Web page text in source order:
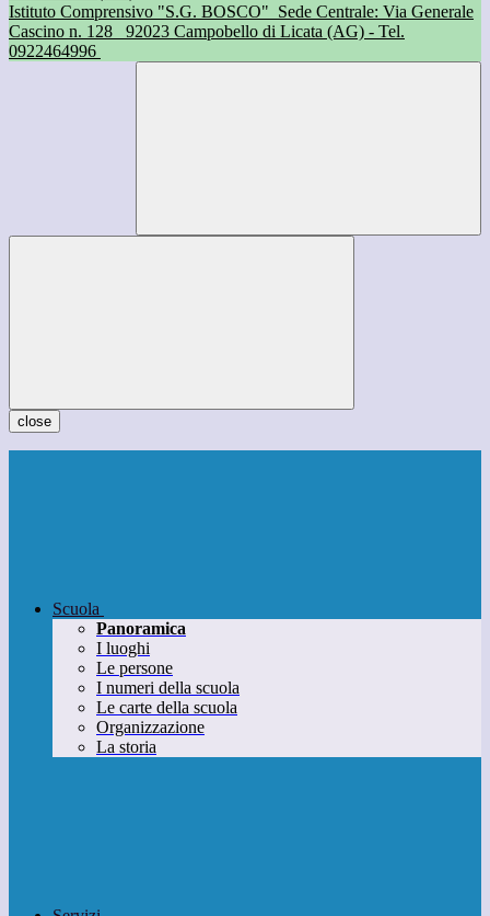
Istituto Comprensivo "S.G. BOSCO" Sede Centrale: Via Generale
Cascino n. 128
92023 Campobello di Licata (AG) - Tel.
0922464996
close
Scuola
Panoramica
I luoghi
Le persone
I numeri della scuola
Le carte della scuola
Organizzazione
La storia